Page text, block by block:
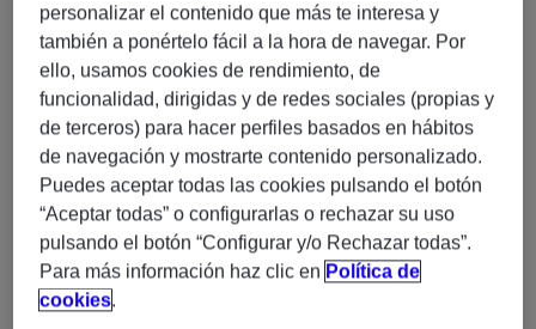
avanzado.
Funciones principales:
Definición y diseño de arquitecturas de sistemas
para la administración, operación y
monitorización de productos Cloud.
Gestión de entornos híbridos y multinube.
Participación en la implantación de
metodologías DevOps y Agile (Scrum).
Gestión de proyectos relacionados con la
administración, operación y monitorización de
personalizar el contenido que más te interesa y
también a ponértelo fácil a la hora de navegar. Por
ello, usamos cookies de rendimiento, de
funcionalidad, dirigidas y de redes sociales (propias y
de terceros) para hacer perfiles basados en hábitos
de navegación y mostrarte contenido personalizado.
Puedes aceptar todas las cookies pulsando el botón
“Aceptar todas” o configurarlas o rechazar su uso
pulsando el botón “Configurar y/o Rechazar todas”.
Para más información haz clic en Política de
cookies.